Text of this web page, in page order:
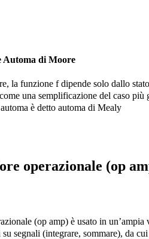
Automa di Moore
, la funzione f dipende solo dallo
una semplificazione del caso
è detto automa di Mealy
operazionale (op
(op amp) è usato in
segnali (integrare, sommare), da